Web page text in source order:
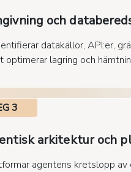
och
datakällor, API:er,
optimerar lagring och
arkitektur och
3
agentens kretslopp av